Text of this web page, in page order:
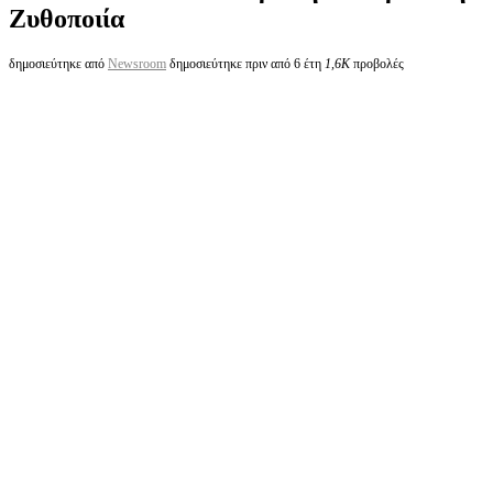
Ζυθοποιία
δημοσιεύτηκε από Newsroom δημοσιεύτηκε πριν από 6 έτη 1,6Kπροβολές